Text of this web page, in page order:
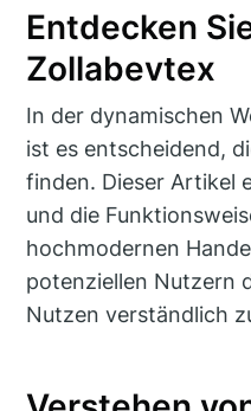
Entdecken
Zollabevtex
In der dynamischen
ist es entscheidend,
finden. Dieser Artikel
und die
hochmodernen
potenziellen Nutzern
Nutzen verständlich